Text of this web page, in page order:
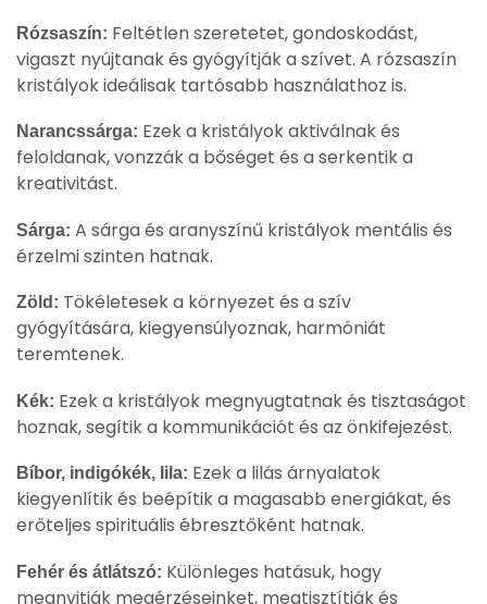
Rózsaszín: Feltétlen szeretetet, gondoskodást,
vigaszt nyújtanak és gyógyítják a szívet. A rózsaszín
kristályok ideálisak tartósabb használathoz is.
Narancssárga: Ezek a kristályok aktiválnak és
feloldanak, vonzzák a bőséget és a serkentik a
kreativitást.
Sárga: A sárga és aranyszínű kristályok mentális és
érzelmi szinten hatnak.
Zöld: Tökéletesek a környezet és a szív
gyógyítására, kiegyensúlyoznak, harmóniát
teremtenek.
Kék: Ezek a kristályok megnyugtatnak és tisztaságot
hoznak, segítik a kommunikációt és az önkifejezést.
Bíbor, indigókék, lila: Ezek a lilás árnyalatok
kiegyenlítik és beépítik a magasabb energiákat, és
erőteljes spirituális ébresztőként hatnak.
Fehér és átlátszó: Különleges hatásuk, hogy
megnyitják megérzéseinket, megtisztítják és